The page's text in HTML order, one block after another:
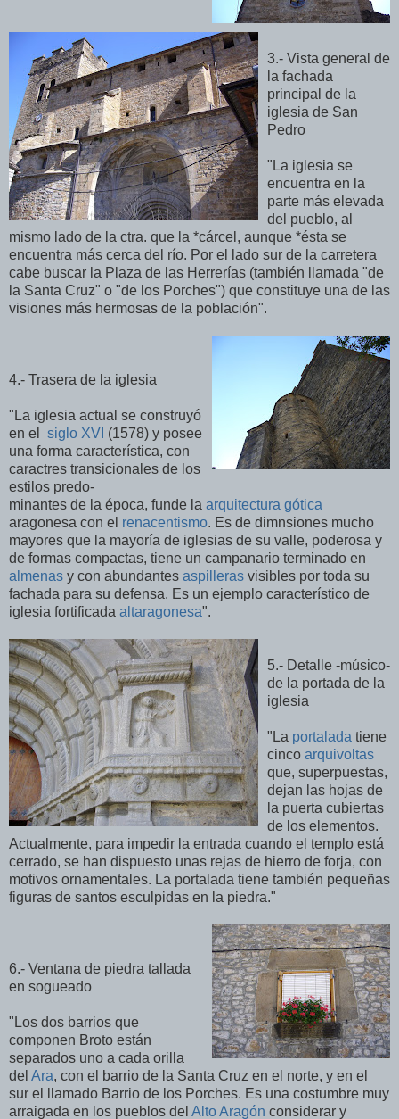
3.- Vista general de
la fachada
principal de la
iglesia de San
Pedro
"La iglesia se
encuentra en la
parte más elevada
del pueblo, al
mismo lado de la ctra. que la *cárcel, aunque *ésta se
encuentra más cerca del río. Por el lado sur de la carretera
cabe buscar la Plaza de las Herrerías (también llamada "de
la Santa Cruz" o "de los Porches") que constituye una de las
visiones más hermosas de la población".
4.- Trasera de la iglesia
"La iglesia actual se construyó
en el siglo XVI (1578) y posee
una forma característica, con
caractres transicionales de los
estilos predo-
minantes de la época, funde la arquitectura gótica
aragonesa con el renacentismo. Es de dimnsiones mucho
mayores que la mayoría de iglesias de su valle, poderosa y
de formas compactas, tiene un campanario terminado en
almenas y con abundantes aspilleras visibles por toda su
fachada para su defensa. Es un ejemplo característico de
iglesia fortificada altaragonesa".
5.- Detalle -músico-
de la portada de la
iglesia
"La portalada tiene
cinco arquivoltas
que, superpuestas,
dejan las hojas de
la puerta cubiertas
de los elementos.
Actualmente, para impedir la entrada cuando el templo está
cerrado, se han dispuesto unas rejas de hierro de forja, con
motivos ornamentales. La portalada tiene también pequeñas
figuras de santos esculpidas en la piedra."
6.- Ventana de piedra tallada
en sogueado
"Los dos barrios que
componen Broto están
separados uno a cada orilla
del Ara, con el barrio de la Santa Cruz en el norte, y en el
sur el llamado Barrio de los Porches. Es una costumbre muy
arraigada en los pueblos del Alto Aragón considerar y